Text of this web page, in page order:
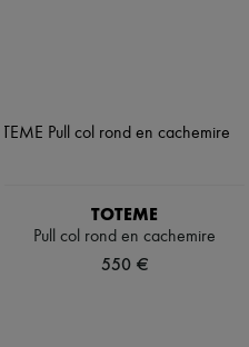
TOTEME
Pull col rond en cachemire
550 €